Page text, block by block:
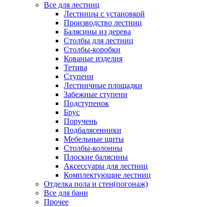
Все для лестниц
Лестницы с установкой
Производство лестниц
Балясины из дерева
Столбы для лестниц
Столбы-коробки
Кованые изделия
Тетива
Ступени
Лестничные площадки
Забежные ступени
Подступенок
Брус
Поручень
Подбалясенники
Мебельные щиты
Столбы-колонны
Плоские балясины
Аксессуары для лестниц
Комплектующие лестниц
Отделка пола и стен(погонаж)
Все для бани
Прочее